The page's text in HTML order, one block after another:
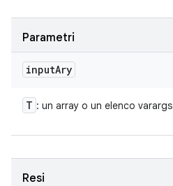
Parametri
inputAry
T : un array o un elenco varargs
Resi